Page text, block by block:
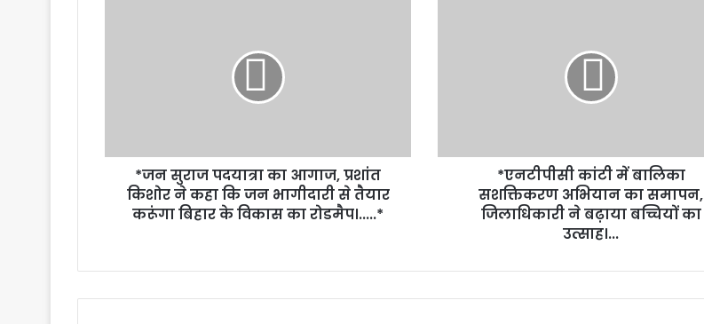
*जन सुराज पदयात्रा का आगाज, प्रशांत
किशोर ने कहा कि जन भागीदारी से तैयार
करूंगा बिहार के विकास का रोडमैप।.....*
*एनटीपीसी कांटी में बालिका
सशक्तिकरण अभियान का समापन,
जिलाधिकारी ने बढ़ाया बच्चियों का
उत्साह।...